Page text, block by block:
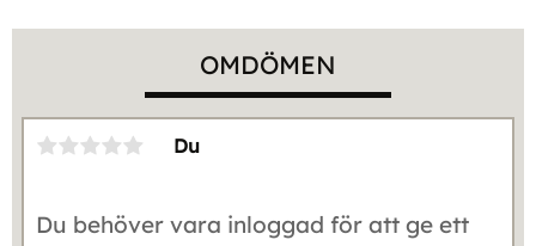
OMDÖMEN
Du